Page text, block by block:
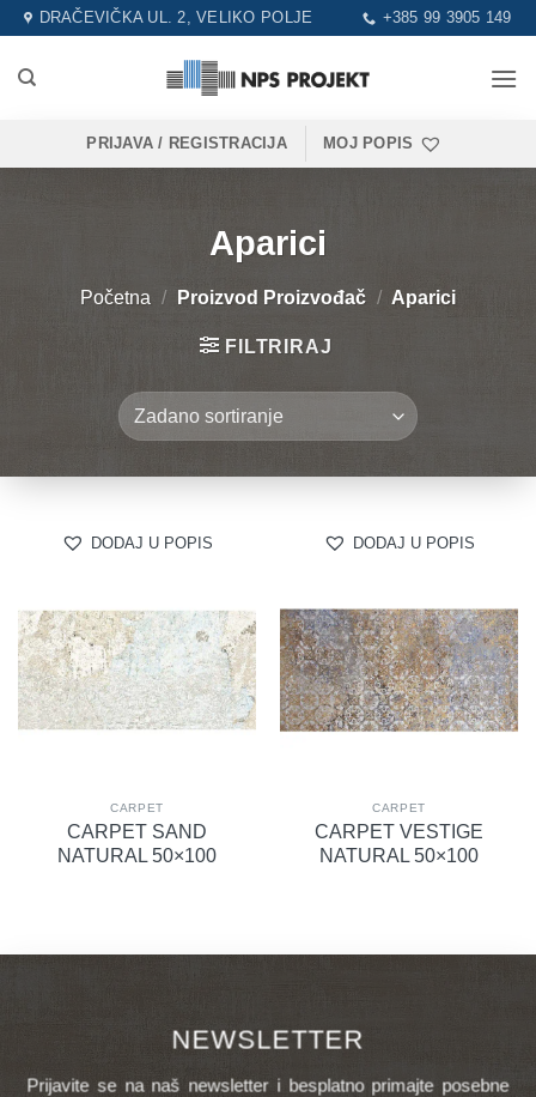
Skip
content
DRAČEVIČKA UL. 2, VELIKO POLJE +385 99 3905 149
PRIJAVA / REGISTRACIJA MOJ POPIS
Aparici
Početna / Proizvod Proizvođač / Aparici
FILTRIRAJ
DODAJ U POPIS
CARPET
CARPET SAND
NATURAL 50×100
DODAJ U POPIS
CARPET
CARPET VESTIGE
NATURAL 50×100
NEWSLETTER
Prijavite se na naš newsletter i besplatno primajte posebne